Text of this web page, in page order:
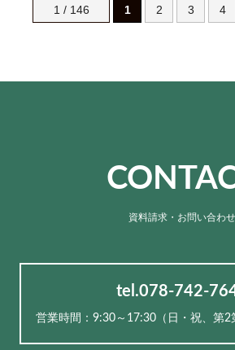
1 / 146 1 2 3 4
資料請求・お問い合わせ
tel.078-742-
営業時間：9:30～17:30（⽇・祝、第2